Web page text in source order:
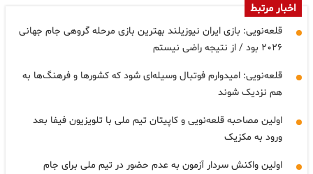
اخبار مرتبط
قلعه‌نویی: بازی ایران نیوزیلند بهترین بازی مرحله گروهی جام جهانی
۲۰۲۶ بود / از نتیجه راضی نیستم
قلعه‌نویی: امیدوارم فوتبال وسیله‌ای شود که کشورها و فرهنگ‌ها به
هم نزدیک شوند
اولین مصاحبه قلعه‌نویی و کاپیتان تیم ملی با تلویزیون فیفا بعد
ورود به مکزیک
اولین واکنش سردار آزمون به عدم حضور در تیم ملی برای جام